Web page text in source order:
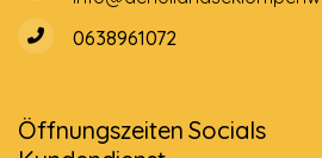
0638961072
Öffnungszeiten Socials